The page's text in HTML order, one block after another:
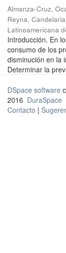
Almanza-Cruz,
Reyna, Candelaria
Latinoamericana
Introducción. En
consumo de los
disminución en la
Determinar la
DSpace software
2016 DuraSpace
Contacto |